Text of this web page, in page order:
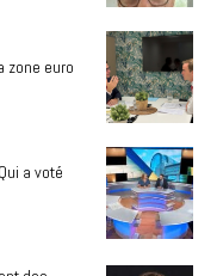
zone euro
a voté